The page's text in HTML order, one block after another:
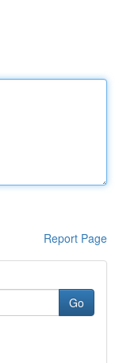
Report Page
Go